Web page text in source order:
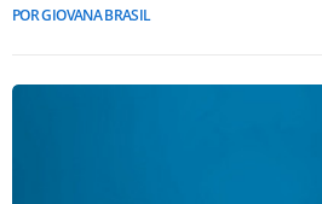
POR GIOVANA BRASIL